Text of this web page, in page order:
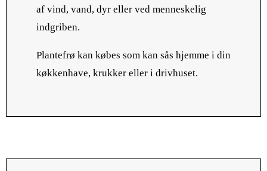
af vind, vand, dyr eller ved menneskelig
indgriben.
Plantefrø kan købes som kan sås hjemme i din
køkkenhave, krukker eller i drivhuset.